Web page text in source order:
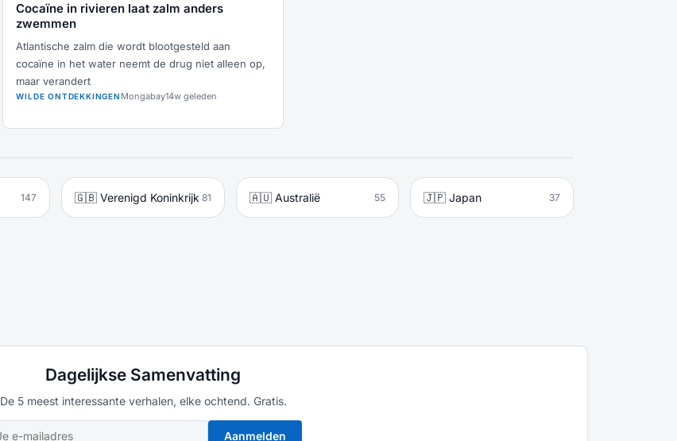
Cocaïne in rivieren laat zalm anders
zwemmen
Atlantische zalm die wordt blootgesteld aan
cocaïne in het water neemt de drug niet alleen op,
maar verandert
WILDE ONTDEKKINGEN Mongabay14w geleden
147 🇬🇧 Verenigd Koninkrijk 81 🇦🇺 Australië 55 🇯🇵 Japan 37
Dagelijkse Samenvatting
De 5 meest interessante verhalen, elke ochtend. Gratis.
Aanmelden